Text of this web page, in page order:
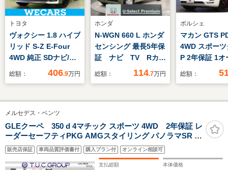
トヨタ
ヴォクシー 1.8 ハイブ
リッド S-Z E-Four
4WD 純正 SDナビ/衝
突安全装置/両側電動
止支援システム/シー
ト ハーフレザー/ドラ
イブレコーダー 前後/
ヘッドランプ
LED/USBジャック
総額： 406.9万円
ホンダ
N-WGN 660 L ホンダ
センシング 最長5年保
証 ナビ TV Rカメ
ラ BTオ-ディオ ド
ト VSA クルコン
装置 AAC スペア
キ- ドアバイザ- ベ
ンチシ-ト
総額： 114.7万円
ポルシェ
マカン GTS
4WD スポー
P 2年保証 1オ
PASM ツート
ポーツエグゾ
ディパーチャ
ング キセノン
ーAW
総額：
メルセデス・ベンツ
GLEクーペ 350 d 4マチック スポーツ 4WD 2年保証 レ
ーダーセーフティPKG AMGスタイリング パノラマSR ブ
ラックナッパレザー/全席シートヒーター 8インチワイド
ナビTV AppleCarPlay harman/kardon 360度カメラ LED
ヘッド アンビ3色 ランニングボード AMG21AW
販売店保証 車両品質評価書付 購入プラン付 オンライン相談可
支払総額 本体価格